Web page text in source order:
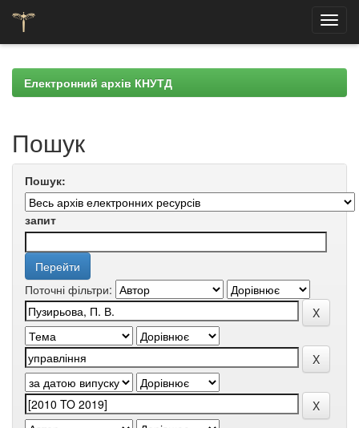
navigationЕлектронний архів КНУТД
Пошук
Пошук:
запит
Поточні фільтри: